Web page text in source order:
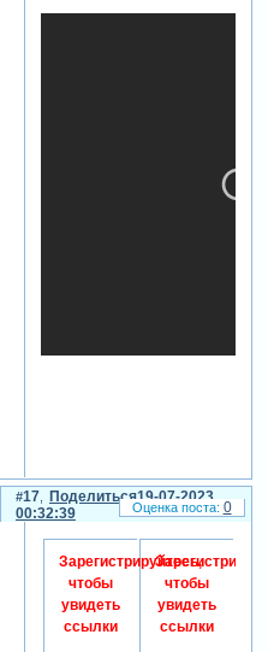
Поделиться
17
19-07-2023
00:32:39
Зарегистрируйтесь,
чтобы
увидеть
ссылки
чтобы
увидеть
ссылки
0